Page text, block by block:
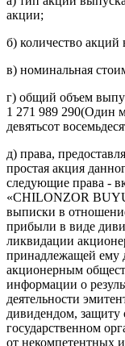
акции;
б) количество
в) номинальная
г) общий объем
1 271 989 290(Один
девятьсот
д) права,
простая акция
следующие права -
«CHILONZOR
выписки в
прибыли в виде
ликвидации
принадлежащей ему
акционерным
информации о
деятельности
дивидендом,
государственном
от некомпетентных